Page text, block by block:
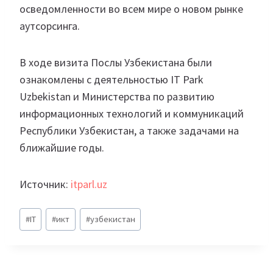
осведомленности во всем мире о новом рынке
аутсорсинга.
В ходе визита Послы Узбекистана были
ознакомлены с деятельностью IT Park
Uzbekistan и Министерства по развитию
информационных технологий и коммуникаций
Республики Узбекистан, а также задачами на
ближайшие годы.
Источник: itparl.uz
Метки
записи:
#IT #икт #узбекистан